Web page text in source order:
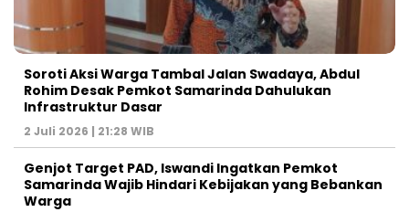
Soroti Aksi Warga Tambal Jalan Swadaya, Abdul
Rohim Desak Pemkot Samarinda Dahulukan
Infrastruktur Dasar
2 Juli 2026 | 21:28 WIB
Genjot Target PAD, Iswandi Ingatkan Pemkot
Samarinda Wajib Hindari Kebijakan yang Bebankan
Warga